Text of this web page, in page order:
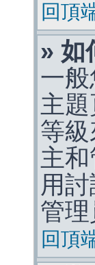
回頂
» 如
一
主
等
主
用
管
回頂